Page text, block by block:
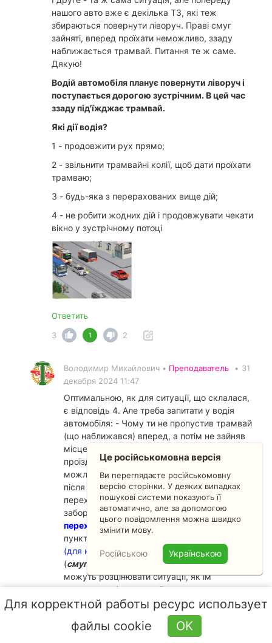
нашого авто вже є декілька ТЗ, які теж
збираються повернути ліворуч. Праві смуг
зайняті, вперед проїхати неможливо, ззаду
наближається трамвай. Питання те ж саме.
Дякую!
Водій автомобіля планує повернути ліворуч і
поступається дорогою зустрічним. В цей час
ззаду під'їжджає трамвай.
Які дії водія?
1 - продовжити рух прямо;
2 - звільнити трамвайні колії, щоб дати проїхати
трамваю;
3 - будь-яка з перерахованих вище дій;
4 - не робити жодних дій і продовжувати чекати
вікно у зустрічному потоці
Ответить
3
1 2
Володимир Михайлович • Преподаватель • 31
декабря 2024 11:47
Оптимальною, як для ситуації, що склалася,
є відповідь 4. Але треба запитати у водія
автомобіля: - Чому ти не пропустив трамвай
(що наближався) вперед, а потім не зайняв
місце за ним? Чому не зміг прорахувати
проїзд перехрестя без зупинки або втратив
можливості (які виникали) закінчити проїзд
після зупинки (чому не доїхав до центру
перехрестя)? Також є не гарантовано
забороненою зупинка передкраєм
перехрещуваної проїзної частини(КППЧ) -
пункт ПДР
1.10 [край проїзної частини
(для нерейкових транспортних засобів)]
(смуги для руху трамваїв). Поліціянти
можуть розцінювати ситуації, як їм
заманеться (але звичайно керуються
здоровим глуздом щодо дій водія за
відповіддю 4 чи зупинки перед КППЧ -
інакше як можна гарантовано виконати
11.8./третій абзац/ і
Це російськомовна версія
Ви переглядаєте російськомовну
версію сторінки. У деяких випадках
пошукові системи показують її
автоматично, але за допомогою
цього повідомлення можна швидко
змінити мову.
Російською Українською
Для корректной работы ресурс использует
файлы cookie
OK